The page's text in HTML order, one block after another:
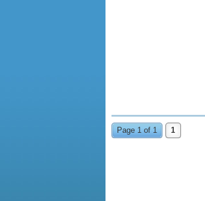
Page 1 of 1 1